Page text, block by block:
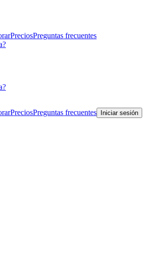
PreciosPreguntas frecuentes
PreciosPreguntas frecuentes Iniciar sesión